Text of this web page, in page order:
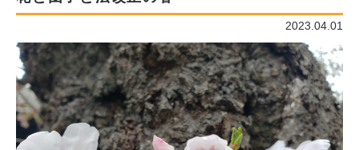
2023.04.01